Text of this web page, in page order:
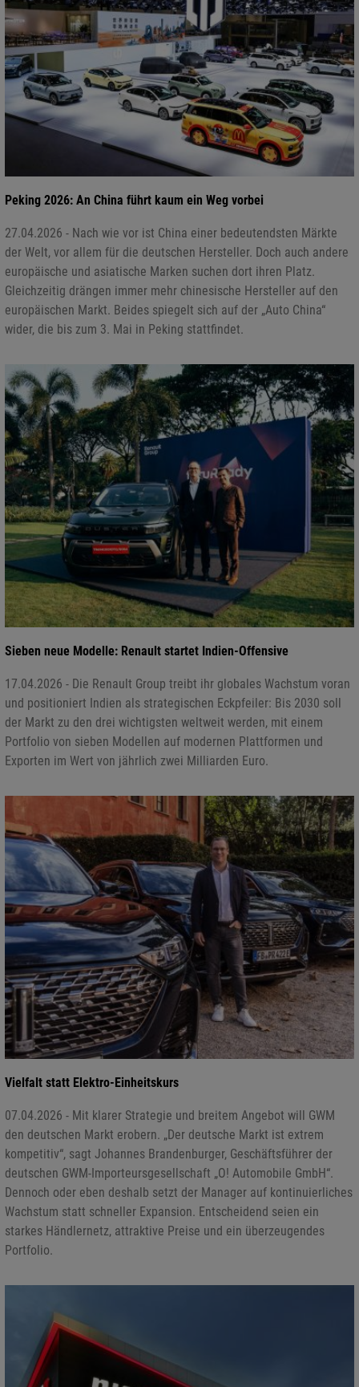
Peking 2026: An China führt kaum ein Weg vorbei
27.04.2026 - Nach wie vor ist China einer bedeutendsten Märkte
der Welt, vor allem für die deutschen Hersteller. Doch auch andere
europäische und asiatische Marken suchen dort ihren Platz.
Gleichzeitig drängen immer mehr chinesische Hersteller auf den
europäischen Markt. Beides spiegelt sich auf der „Auto China“
wider, die bis zum 3. Mai in Peking stattfindet.
Sieben neue Modelle: Renault startet Indien-Offensive
17.04.2026 - Die Renault Group treibt ihr globales Wachstum voran
und positioniert Indien als strategischen Eckpfeiler: Bis 2030 soll
der Markt zu den drei wichtigsten weltweit werden, mit einem
Portfolio von sieben Modellen auf modernen Plattformen und
Exporten im Wert von jährlich zwei Milliarden Euro.
Vielfalt statt Elektro-Einheitskurs
07.04.2026 - Mit klarer Strategie und breitem Angebot will GWM
den deutschen Markt erobern. „Der deutsche Markt ist extrem
kompetitiv“, sagt Johannes Brandenburger, Geschäftsführer der
deutschen GWM-Importeursgesellschaft „O! Automobile GmbH“.
Dennoch oder eben deshalb setzt der Manager auf kontinuierliches
Wachstum statt schneller Expansion. Entscheidend seien ein
starkes Händlernetz, attraktive Preise und ein überzeugendes
Portfolio.